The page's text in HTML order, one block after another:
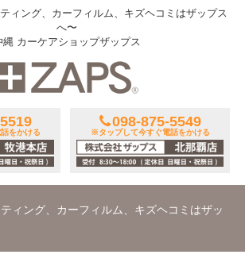
ィング、カーフィルム、キズヘコミはザップス
へ〜
縄 カーケアショップザップス
をかける
098-875-5549
※タップして今すぐ電話をかける
ィング、カーフィルム、キズヘコミはザッ